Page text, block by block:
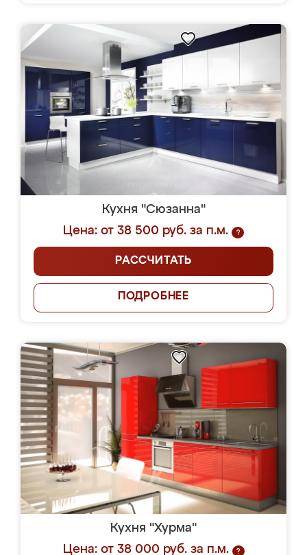
Кухня "Сюзанна"
Цена: от 38 500 руб. за п.м.
?
РАССЧИТАТЬ
ПОДРОБНЕЕ
Кухня "Хурма"
Цена: от 38 000 руб. за п.м.
?